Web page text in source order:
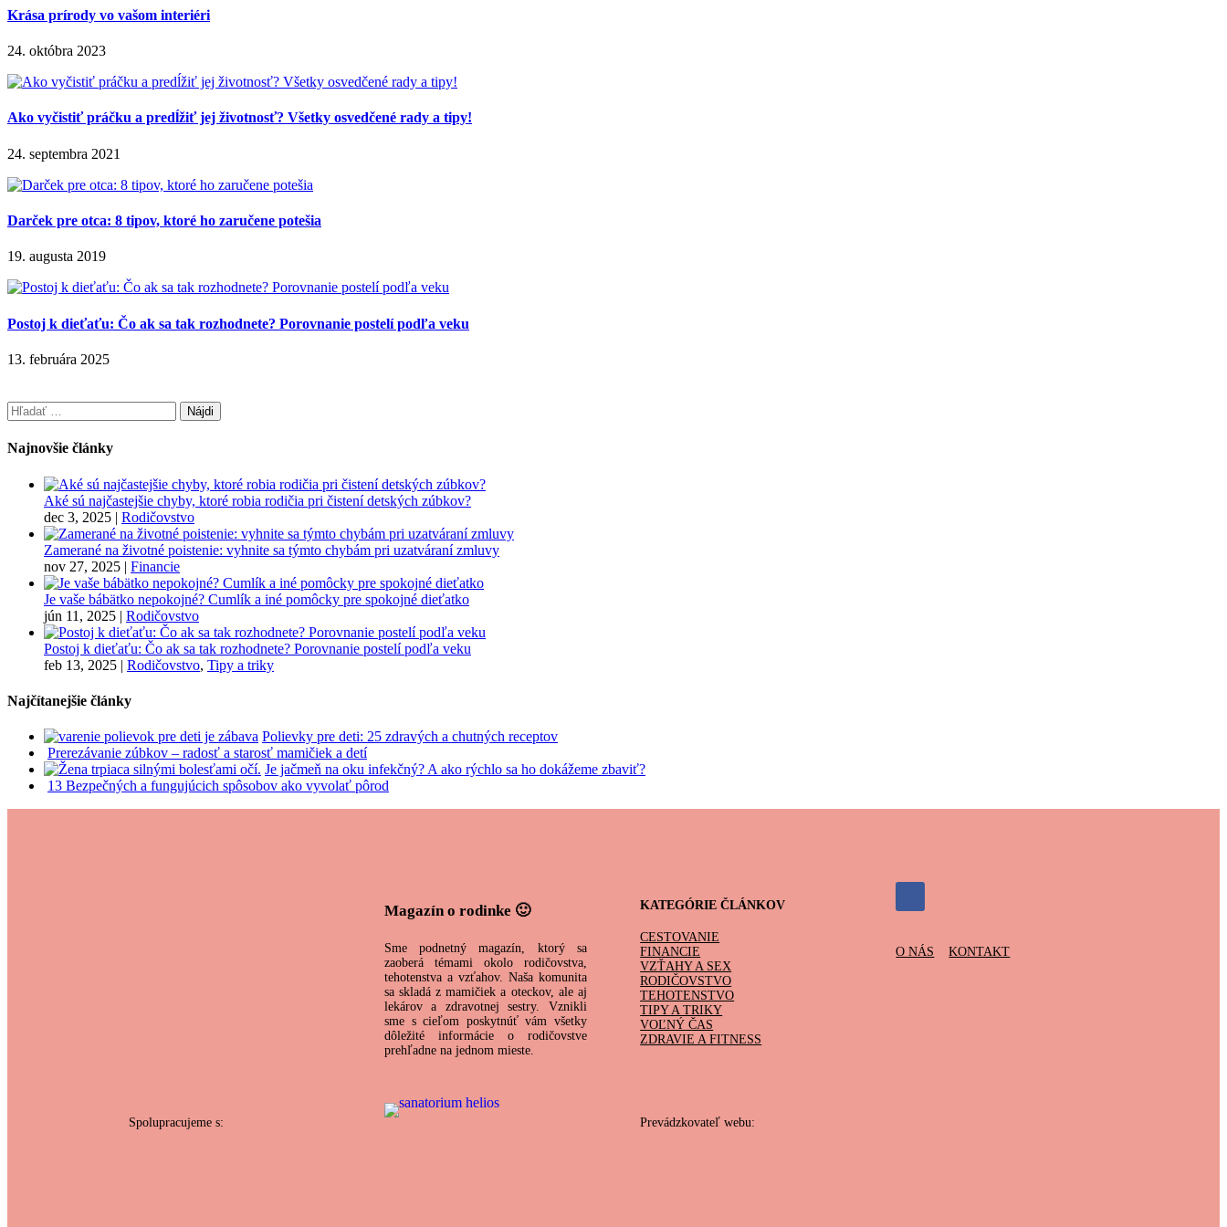
Krása prírody vo vašom interiéri
24. októbra 2023
Ako vyčistiť práčku a predĺžiť jej životnosť? Všetky osvedčené rady a tipy!
24. septembra 2021
Darček pre otca: 8 tipov, ktoré ho zaručene potešia
19. augusta 2019
Postoj k dieťaťu: Čo ak sa tak rozhodnete? Porovnanie postelí podľa veku
13. februára 2025
Hľadať:
Najnovšie články
Aké sú najčastejšie chyby, ktoré robia rodičia pri čistení detských zúbkov?
dec 3, 2025 | Rodičovstvo
Zamerané na životné poistenie: vyhnite sa týmto chybám pri uzatváraní zmluvy
nov 27, 2025 | Financie
Je vaše bábätko nepokojné? Cumlík a iné pomôcky pre spokojné dieťatko
jún 11, 2025 | Rodičovstvo
Postoj k dieťaťu: Čo ak sa tak rozhodnete? Porovnanie postelí podľa veku
feb 13, 2025 | Rodičovstvo, Tipy a triky
Najčítanejšie články
Polievky pre deti: 25 zdravých a chutných receptov
Prerezávanie zúbkov – radosť a starosť mamičiek a detí
Je jačmeň na oku infekčný? A ako rýchlo sa ho dokážeme zbaviť?
13 Bezpečných a fungujúcich spôsobov ako vyvolať pôrod
Magazín o rodinke 🙂
Sme podnetný magazín, ktorý sa
zaoberá témami okolo rodičovstva,
tehotenstva a vzťahov. Naša komunita
sa skladá z mamičiek a oteckov, ale aj
lekárov a zdravotnej sestry. Vznikli
sme s cieľom poskytnúť vám všetky
dôležité informácie o rodičovstve
prehľadne na jednom mieste.
KATEGÓRIE ČLÁNKOV
CESTOVANIE
FINANCIE
VZŤAHY A SEX
RODIČOVSTVO
TEHOTENSTVO
TIPY A TRIKY
VOĽNÝ ČAS
ZDRAVIE A FITNESS
O NÁS KONTAKT
Spolupracujeme s: Prevádzkovateľ webu: